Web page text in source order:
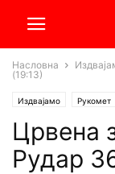
Насловна
(19:13)
Издвајамо Рукомет
Црвена
Рудар